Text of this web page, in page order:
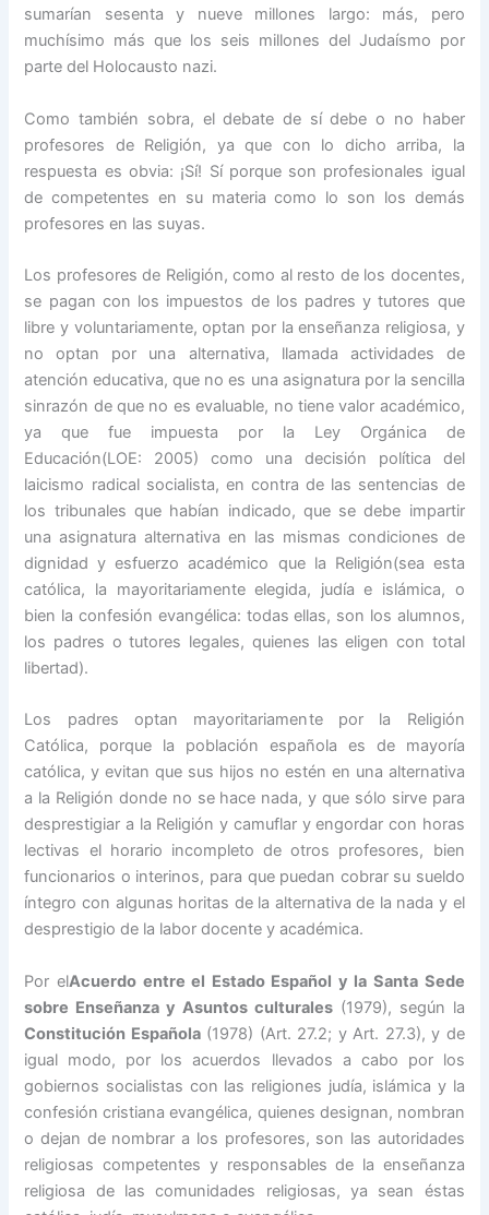
sumarían sesenta y nueve millones largo: más, pero
muchísimo más que los seis millones del Judaísmo por
parte del Holocausto nazi.
Como también sobra, el debate de sí debe o no haber
profesores de Religión, ya que con lo dicho arriba, la
respuesta es obvia: ¡Sí! Sí porque son profesionales igual
de competentes en su materia como lo son los demás
profesores en las suyas.
Los profesores de Religión, como al resto de los docentes,
se pagan con los impuestos de los padres y tutores que
libre y voluntariamente, optan por la enseñanza religiosa, y
no optan por una alternativa, llamada actividades de
atención educativa, que no es una asignatura por la sencilla
sinrazón de que no es evaluable, no tiene valor académico,
ya que fue impuesta por la Ley Orgánica de
Educación(LOE: 2005) como una decisión política del
laicismo radical socialista, en contra de las sentencias de
los tribunales que habían indicado, que se debe impartir
una asignatura alternativa en las mismas condiciones de
dignidad y esfuerzo académico que la Religión(sea esta
católica, la mayoritariamente elegida, judía e islámica, o
bien la confesión evangélica: todas ellas, son los alumnos,
los padres o tutores legales, quienes las eligen con total
libertad).
Los padres optan mayoritariamente por la Religión
Católica, porque la población española es de mayoría
católica, y evitan que sus hijos no estén en una alternativa
a la Religión donde no se hace nada, y que sólo sirve para
desprestigiar a la Religión y camuflar y engordar con horas
lectivas el horario incompleto de otros profesores, bien
funcionarios o interinos, para que puedan cobrar su sueldo
íntegro con algunas horitas de la alternativa de la nada y el
desprestigio de la labor docente y académica.
Por elAcuerdo entre el Estado Español y la Santa Sede
sobre Enseñanza y Asuntos culturales(1979), según la
Constitución Española(1978) (Art. 27.2; y Art. 27.3), y de
igual modo, por los acuerdos llevados a cabo por los
gobiernos socialistas con las religiones judía, islámica y la
confesión cristiana evangélica, quienes designan, nombran
o dejan de nombrar a los profesores, son las autoridades
religiosas competentes y responsables de la enseñanza
religiosa de las comunidades religiosas, ya sean éstas